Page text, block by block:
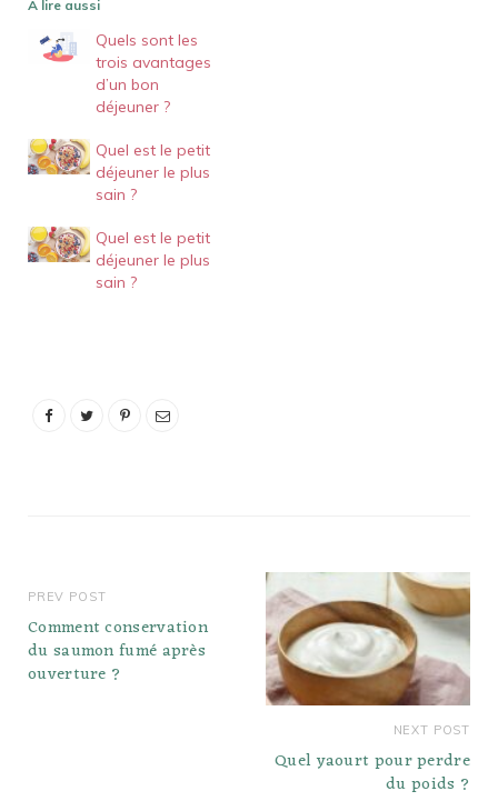
A lire aussi
Quels sont les
trois avantages
d’un bon
déjeuner ?
Quel est le petit
déjeuner le plus
sain ?
Quel est le petit
déjeuner le plus
sain ?
PREV POST
Comment conservation
du saumon fumé après
ouverture ?
NEXT POST
Quel yaourt pour perdre
du poids ?